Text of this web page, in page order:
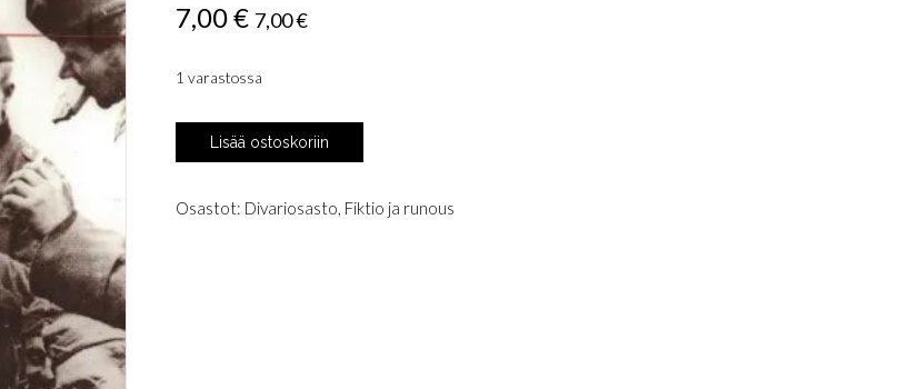
7,00€ 7,00€
1 varastossa
Hassel,
Sven:
legioona
Lisää ostoskoriin
Osastot: Divariosasto, Fiktio ja runous